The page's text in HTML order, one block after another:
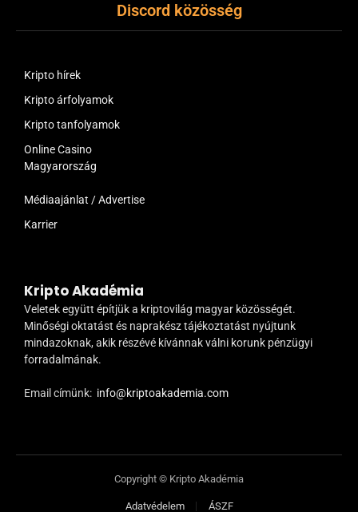
Discord közösség
Kripto hírek
Kripto árfolyamok
Kripto tanfolyamok
Online Casino
Magyarország
Médiaajánlat / Advertise
Karrier
Kripto Akadémia
Veletek együtt építjük a kriptovilág magyar közösségét.
Minőségi oktatást és naprakész tájékoztatást nyújtunk
mindazoknak, akik részévé kívánnak válni korunk pénzügyi
forradalmának.
Email címünk: info@kriptoakademia.com
Copyright © Kripto Akadémia
Adatvédelem ÁSZF